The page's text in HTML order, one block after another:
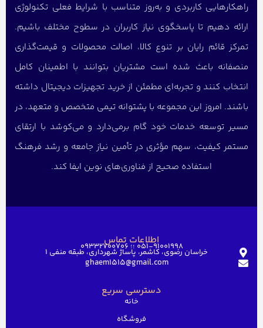
راهکارهایی کاربردی و به‌روز متناسب با شرایط فعلی تکنولوژی
ارائه دهیم تا پاسخگوی نیاز کاربران در سطوح مختلف باشیم.
تمرکز قائم رایان بر تنوع کالا، اصالت محصولات و قیمت‌گذاری
منصفانه باعث شده است مشتریان بتوانند با اطمینان کامل
انتخاب کنند و تجربه‌ای مطمئن از خرید تجهیزات دیجیتال داشته
باشند. امروز این مجموعه با پشتوانه تیمی متخصص و متعهد، در
مسیر توسعه خدمات خود گام برمی‌دارد و می‌کوشد با ارتقای
مستمر کیفیت، سهم مؤثری در تأمین نیاز جامعه و رشد فرهنگ
استفاده صحیح از فناوری‌های نوین ایفا کند.
اطلاعات تماس051-91001998 ؛؛ 09332700706
خراسان رضوی، کاشمر، پاساژ شهرداری، طبقه منفی ۱
ghaem1515@gmail.com
دسترسی سریع
خانه
فروشگاه